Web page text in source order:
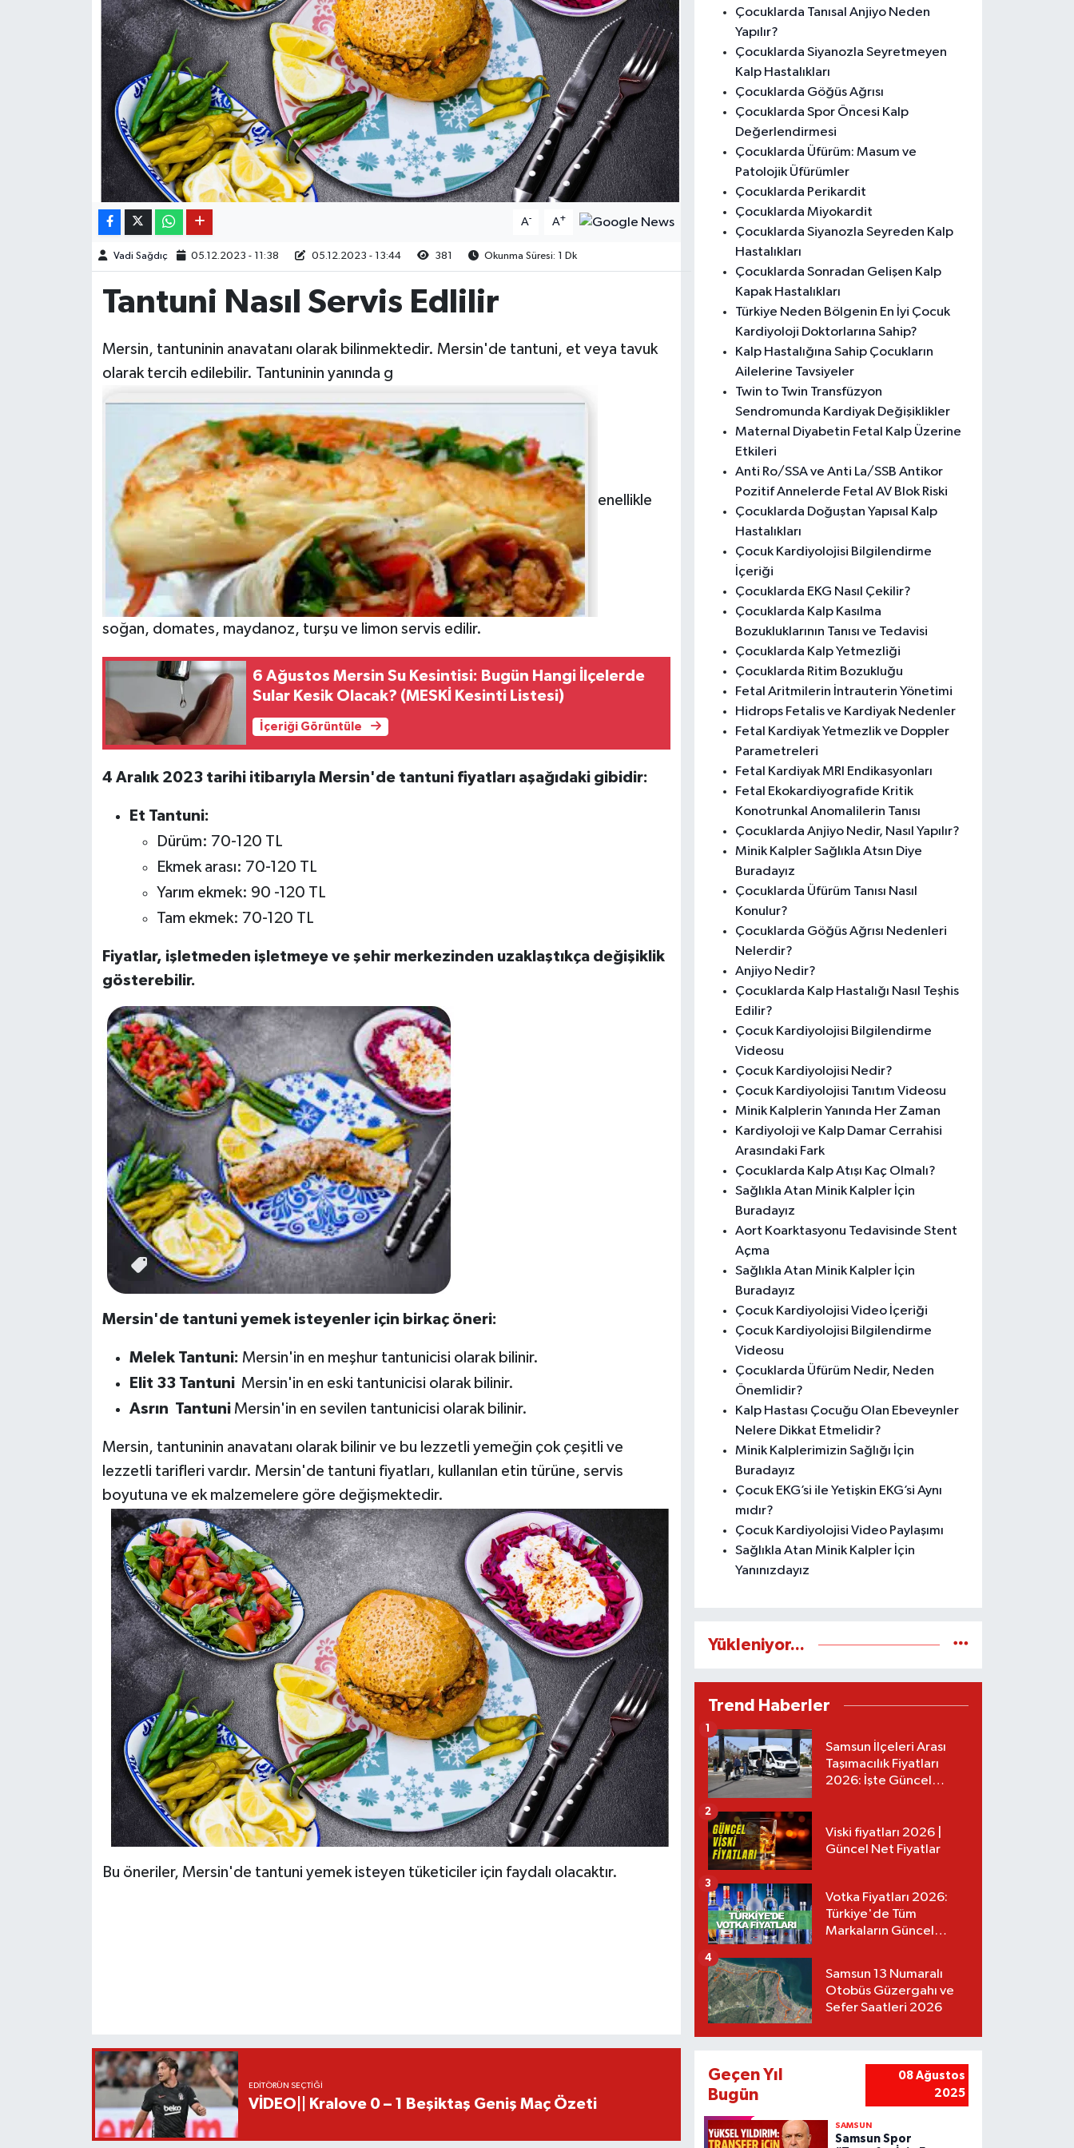
A- A+
Vadi Sağdıç 05.12.2023 - 11:38 05.12.2023 - 13:44 381 Okunma Süresi: 1 Dk
Tantuni Nasıl Servis Edlilir
Mersin, tantuninin anavatanı olarak bilinmektedir. Mersin'de tantuni, et veya tavuk
olarak tercih edilebilir. Tantuninin yanında g
enellikle
soğan, domates, maydanoz, turşu ve limon servis edilir.
6 Ağustos Mersin Su Kesintisi: Bugün Hangi İlçelerde
Sular Kesik Olacak? (MESKİ Kesinti Listesi)
İçeriği Görüntüle
4 Aralık 2023 tarihi itibarıyla Mersin'de tantuni fiyatları aşağıdaki gibidir:
Et Tantuni:
Dürüm: 70-120 TL
Ekmek arası: 70-120 TL
Yarım ekmek: 90 -120 TL
Tam ekmek: 70-120 TL
Fiyatlar, işletmeden işletmeye ve şehir merkezinden uzaklaştıkça değişiklik
gösterebilir.
Mersin'de tantuni yemek isteyenler için birkaç öneri:
Melek Tantuni: Mersin'in en meşhur tantunicisi olarak bilinir.
Elit 33 Tantuni Mersin'in en eski tantunicisi olarak bilinir.
Asrın TantuniMersin'in en sevilen tantunicisi olarak bilinir.
Mersin, tantuninin anavatanı olarak bilinir ve bu lezzetli yemeğin çok çeşitli ve
lezzetli tarifleri vardır. Mersin'de tantuni fiyatları, kullanılan etin türüne, servis
boyutuna ve ek malzemelere göre değişmektedir.
Bu öneriler, Mersin'de tantuni yemek isteyen tüketiciler için faydalı olacaktır.
EDITÖRÜN SEÇTIĞI
VİDEO|| Kralove 0 – 1 Beşiktaş Geniş Maç Özeti
Çocuklarda Tanısal Anjiyo Neden
Yapılır?
Çocuklarda Siyanozla Seyretmeyen
Kalp Hastalıkları
Çocuklarda Göğüs Ağrısı
Çocuklarda Spor Öncesi Kalp
Değerlendirmesi
Çocuklarda Üfürüm: Masum ve
Patolojik Üfürümler
Çocuklarda Perikardit
Çocuklarda Miyokardit
Çocuklarda Siyanozla Seyreden Kalp
Hastalıkları
Çocuklarda Sonradan Gelişen Kalp
Kapak Hastalıkları
Türkiye Neden Bölgenin En İyi Çocuk
Kardiyoloji Doktorlarına Sahip?
Kalp Hastalığına Sahip Çocukların
Ailelerine Tavsiyeler
Twin to Twin Transfüzyon
Sendromunda Kardiyak Değişiklikler
Maternal Diyabetin Fetal Kalp Üzerine
Etkileri
Anti Ro/SSA ve Anti La/SSB Antikor
Pozitif Annelerde Fetal AV Blok Riski
Çocuklarda Doğuştan Yapısal Kalp
Hastalıkları
Çocuk Kardiyolojisi Bilgilendirme
İçeriği
Çocuklarda EKG Nasıl Çekilir?
Çocuklarda Kalp Kasılma
Bozukluklarının Tanısı ve Tedavisi
Çocuklarda Kalp Yetmezliği
Çocuklarda Ritim Bozukluğu
Fetal Aritmilerin İntrauterin Yönetimi
Hidrops Fetalis ve Kardiyak Nedenler
Fetal Kardiyak Yetmezlik ve Doppler
Parametreleri
Fetal Kardiyak MRI Endikasyonları
Fetal Ekokardiyografide Kritik
Konotrunkal Anomalilerin Tanısı
Çocuklarda Anjiyo Nedir, Nasıl Yapılır?
Minik Kalpler Sağlıkla Atsın Diye
Buradayız
Çocuklarda Üfürüm Tanısı Nasıl
Konulur?
Çocuklarda Göğüs Ağrısı Nedenleri
Nelerdir?
Anjiyo Nedir?
Çocuklarda Kalp Hastalığı Nasıl Teşhis
Edilir?
Çocuk Kardiyolojisi Bilgilendirme
Videosu
Çocuk Kardiyolojisi Nedir?
Çocuk Kardiyolojisi Tanıtım Videosu
Minik Kalplerin Yanında Her Zaman
Kardiyoloji ve Kalp Damar Cerrahisi
Arasındaki Fark
Çocuklarda Kalp Atışı Kaç Olmalı?
Sağlıkla Atan Minik Kalpler İçin
Buradayız
Aort Koarktasyonu Tedavisinde Stent
Açma
Sağlıkla Atan Minik Kalpler İçin
Buradayız
Çocuk Kardiyolojisi Video İçeriği
Çocuk Kardiyolojisi Bilgilendirme
Videosu
Çocuklarda Üfürüm Nedir, Neden
Önemlidir?
Kalp Hastası Çocuğu Olan Ebeveynler
Nelere Dikkat Etmelidir?
Minik Kalplerimizin Sağlığı İçin
Buradayız
Çocuk EKG’si ile Yetişkin EKG’si Aynı
mıdır?
Çocuk Kardiyolojisi Video Paylaşımı
Sağlıkla Atan Minik Kalpler İçin
Yanınızdayız
Yükleniyor...
Trend Haberler
Samsun İlçeleri Arası
Taşımacılık Fiyatları
2026: İşte Güncel
1
Viski fiyatları 2026 |
Güncel Net Fiyatlar
2
Votka Fiyatları 2026:
Türkiye'de Tüm
Markaların Güncel
3
Samsun 13 Numaralı
Otobüs Güzergahı ve
Sefer Saatleri 2026
4
Geçen Yıl
Bugün
08 Ağustos
2025
SAMSUN
Samsun Spor